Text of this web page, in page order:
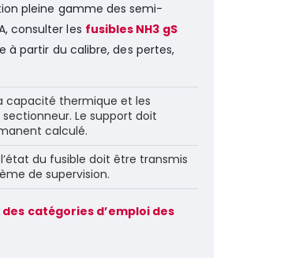
pleine gamme des semi-
consulter les fusibles NH3 gS
à partir du calibre, des pertes,
capacité thermique et les
Le support doit
calculé.
du fusible doit être transmis
de supervision.
catégories d’emploi des